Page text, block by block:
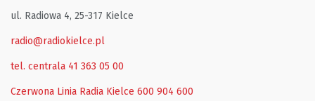
ul. Radiowa 4, 25-317 Kielce
radio@radiokielce.pl
tel. centrala 41 363 05 00
Czerwona Linia Radia Kielce 600 904 600